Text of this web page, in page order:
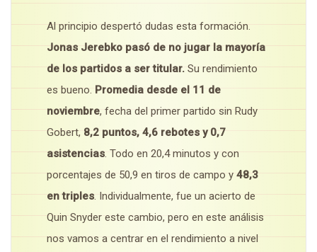
Al principio despertó dudas esta formación.
Jonas Jerebko pasó de no jugar la mayoría
de los partidos a ser titular. Su rendimiento
es bueno. Promedia desde el 11 de
noviembre, fecha del primer partido sin Rudy
Gobert, 8,2 puntos, 4,6 rebotes y 0,7
asistencias. Todo en 20,4 minutos y con
porcentajes de 50,9 en tiros de campo y 48,3
en triples. Individualmente, fue un acierto de
Quin Snyder este cambio, pero en este análisis
nos vamos a centrar en el rendimiento a nivel